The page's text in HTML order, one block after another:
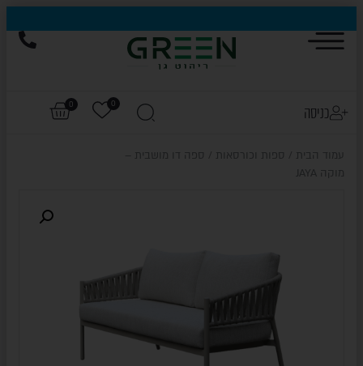
כניסה 0
0
עמוד הבית ספות וכורסאות
/ ספה דו מושבית –
מוקה JAYA